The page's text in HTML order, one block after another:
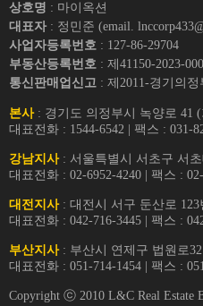
상호명 : 마이옥션
대표자 : 정민준 (email.
사업자등록번호 : 127-86-29704
부동산등록번호 : 제41150-2023-
통신판매업신고 : 제2011-경기의정
본사: 경기도 의정부시 녹양로 41
대표전화 : 1544-6542 | 팩스 : 031-
강남지사: 서울특별시 서초구 서
대표전화 : 02-6952-4240 | 팩스 :
대전지사: 대전시 서구 둔산로 123
대표전화 : 042-716-3445 | 팩스 :
부산지사: 부산시 연제구 법원로
대표전화 : 051-714-1454 | 팩스 :
Copyright ⓒ 2010 L&C Real Estate